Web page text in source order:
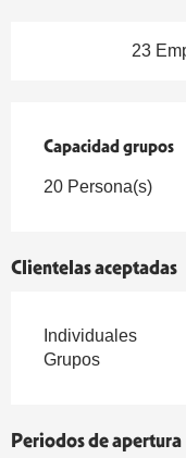
23
Capacidad grupos
Capacidad grupos
20 Persona(s)
Clientelas aceptadas
Individuales
Grupos
Periodos de apertura